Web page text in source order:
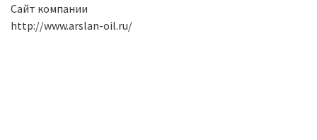
Сайт компании
http://www.arslan-oil.ru/